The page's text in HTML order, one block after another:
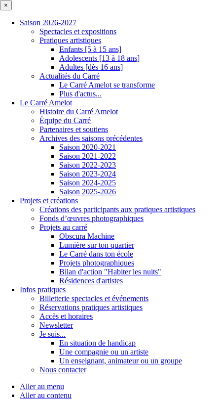
×
Saison 2026-2027
Spectacles et expositions
Pratiques artistiques
Enfants [5 à 15 ans]
Adolescents [13 à 18 ans]
Adultes [dès 16 ans]
Actualités du Carré
Le Carré Amelot se transforme
Plus d'actus...
Le Carré Amelot
Histoire du Carré Amelot
Équipe du Carré
Partenaires et soutiens
Archives des saisons précédentes
Saison 2020-2021
Saison 2021-2022
Saison 2022-2023
Saison 2023-2024
Saison 2024-2025
Saison 2025-2026
Projets et créations
Créations des participants aux pratiques artistiques
Fonds d’œuvres photographiques
Projets au carré
Obscura Machine
Lumière sur ton quartier
Le Carré dans ton école
Projets photographiques
Bilan d'action "Habiter les nuits"
Résidences d'artistes
Infos pratiques
Billetterie spectacles et événements
Réservations pratiques artistiques
Accès et horaires
Newsletter
Je suis...
En situation de handicap
Une compagnie ou un artiste
Un enseignant, animateur ou un groupe
Nous contacter
Aller au menu
Aller au contenu